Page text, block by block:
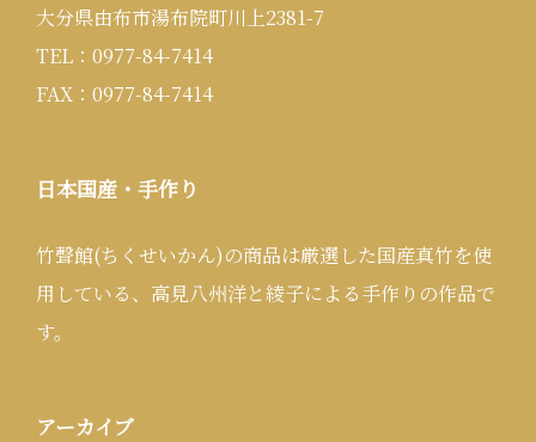
大分県由布市湯布院町川上2381-7
TEL：0977-84-7414
FAX：0977-84-7414
日本国産・手作り
竹聲館(ちくせいかん)の商品は厳選した国産真竹を使
用している、高見八州洋と綾子による手作りの作品で
す。
アーカイブ